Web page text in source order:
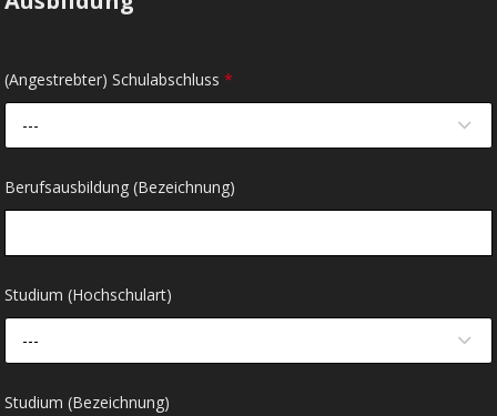
(Angestrebter) Schulabschluss*
---
Berufsausbildung (Bezeichnung)
Studium (Hochschulart)
---
Studium (Bezeichnung)